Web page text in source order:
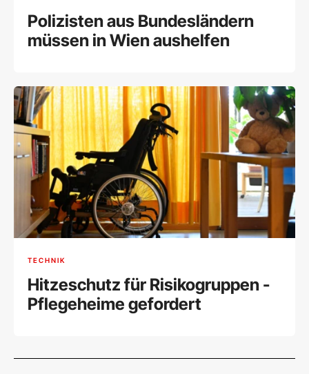
Polizisten aus Bundesländern
müssen in Wien aushelfen
TECHNIK
Hitzeschutz für Risikogruppen -
Pflegeheime gefordert